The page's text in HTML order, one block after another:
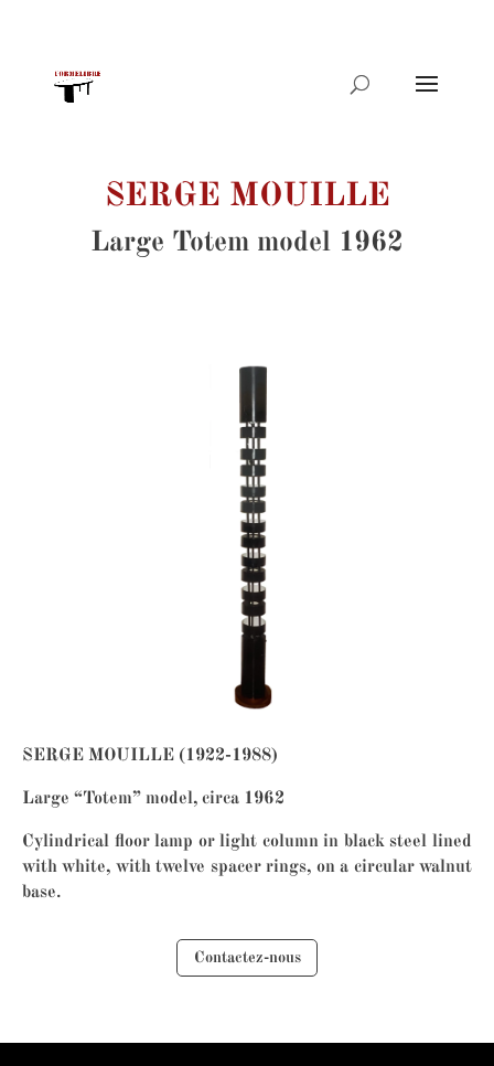
SERGE MOUILLE
Large Totem model 1962
SERGE MOUILLE (1922-1988)
Large “Totem” model, circa 1962
Cylindrical floor lamp or light column in black steel lined
with white, with twelve spacer rings, on a circular walnut
base.
Contactez-nous